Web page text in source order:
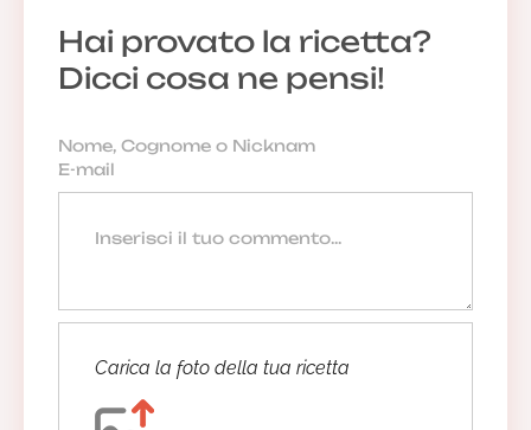
Hai provato la ricetta?
Dicci cosa ne pensi!
Carica la foto della tua ricetta